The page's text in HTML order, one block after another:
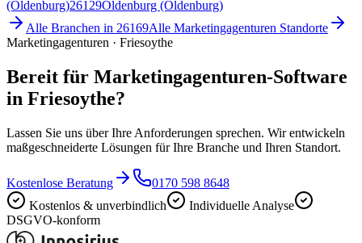
(Oldenburg)26129Oldenburg (Oldenburg)
Alle Branchen in 26169Alle Marketingagenturen Standorte
Marketingagenturen · Friesoythe
Bereit für Marketingagenturen-Software
in Friesoythe?
Lassen Sie uns über Ihre Anforderungen sprechen. Wir entwickeln
maßgeschneiderte Lösungen für Ihre Branche und Ihren Standort.
Kostenlose Beratung
0170 598 8648
Kostenlos & unverbindlich
Individuelle Analyse
DSGVO-konform